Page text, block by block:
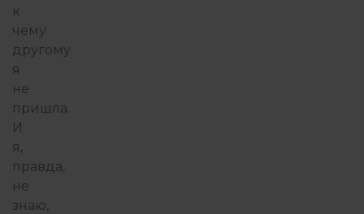
к
чему
другому
я
не
пришла.
И
я,
правда,
не
знаю,